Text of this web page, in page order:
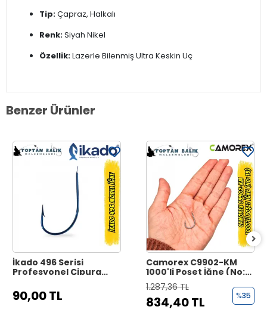
Tip:Çapraz, Halkalı
Renk:Siyah Nikel
Özellik:Lazerle Bilenmiş Ultra Keskin Uç
Benzer Ürünler
İkado 496 Serisi
Profesyonel Çipura
90,00 TL
Camorex C9902-KM
1000'li Poşet İğne (No:
15)
1.287,36 TL
834,40 TL %35